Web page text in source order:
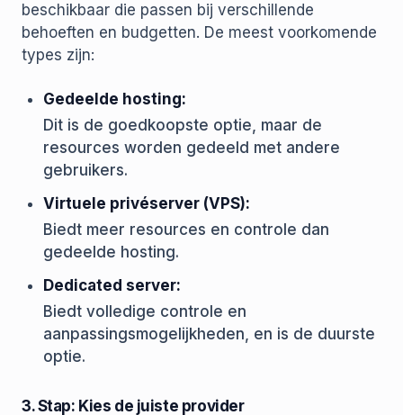
beschikbaar die passen bij verschillende
behoeften en budgetten. De meest voorkomende
types zijn:
Gedeelde hosting:
Dit is de goedkoopste optie, maar de
resources worden gedeeld met andere
gebruikers.
Virtuele privéserver (VPS):
Biedt meer resources en controle dan
gedeelde hosting.
Dedicated server:
Biedt volledige controle en
aanpassingsmogelijkheden, en is de duurste
optie.
3. Stap: Kies de juiste provider